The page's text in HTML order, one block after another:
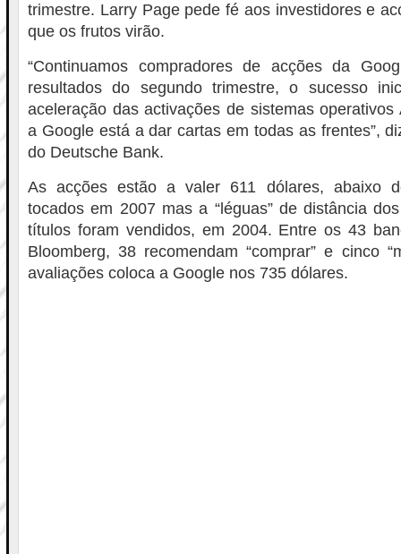
trimestre. Larry Page pede fé aos investidores e
que os frutos virão.
“Continuamos compradores de acções da
resultados do segundo trimestre, o sucesso
aceleração das activações de sistemas operativos
a Google está a dar cartas em todas as frentes”,
do Deutsche Bank.
As acções estão a valer 611 dólares, abaixo
tocados em 2007 mas a “léguas” de distância
títulos foram vendidos, em 2004. Entre os 43
Bloomberg, 38 recomendam “comprar” e cinco
avaliações coloca a Google nos 735 dólares.